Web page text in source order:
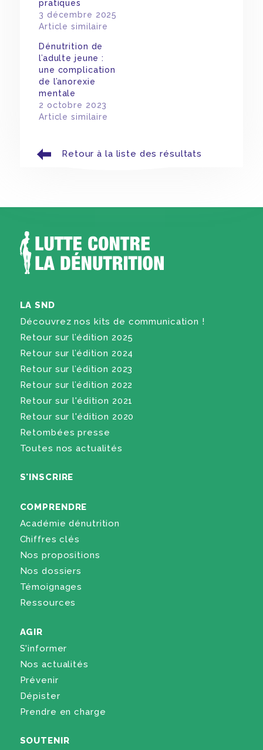
pratiques
3 décembre 2025
Article similaire
Dénutrition de
l’adulte jeune :
une complication
de l’anorexie
mentale
2 octobre 2023
Article similaire
Retour à la liste des résultats
LA SND
Découvrez nos kits de communication !
Retour sur l’édition 2025
Retour sur l’édition 2024
Retour sur l’édition 2023
Retour sur l’édition 2022
Retour sur l'édition 2021
Retour sur l'édition 2020
Retombées presse
Toutes nos actualités
S'INSCRIRE
COMPRENDRE
Académie dénutrition
Chiffres clés
Nos propositions
Nos dossiers
Témoignages
Ressources
AGIR
S'informer
Nos actualités
Prévenir
Dépister
Prendre en charge
SOUTENIR